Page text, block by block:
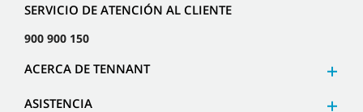
SERVICIO DE ATENCIÓN AL CLIENTE
900 900 150
ACERCA DE TENNANT
ASISTENCIA